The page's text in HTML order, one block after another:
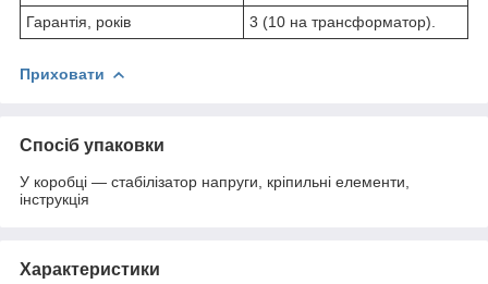
Гарантія, років
3 (10 на трансформатор).
Приховати
Спосіб упаковки
У коробці — стабілізатор напруги, кріпильні елементи,
інструкція
Характеристики